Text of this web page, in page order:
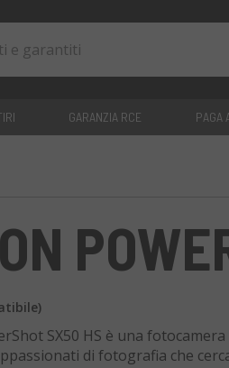
GARANZIA RCE PAGA
SX50 HS è una
di fotografia che